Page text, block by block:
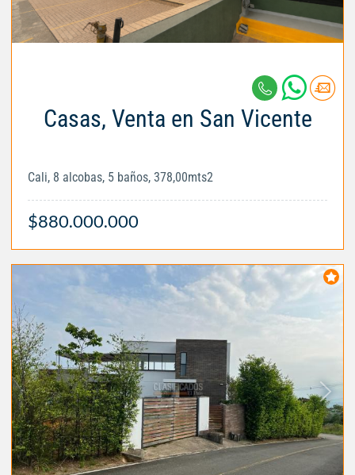
Casas, Venta en San Vicente
Cali, 8 alcobas, 5 baños, 378,00mts2
$880.000.000